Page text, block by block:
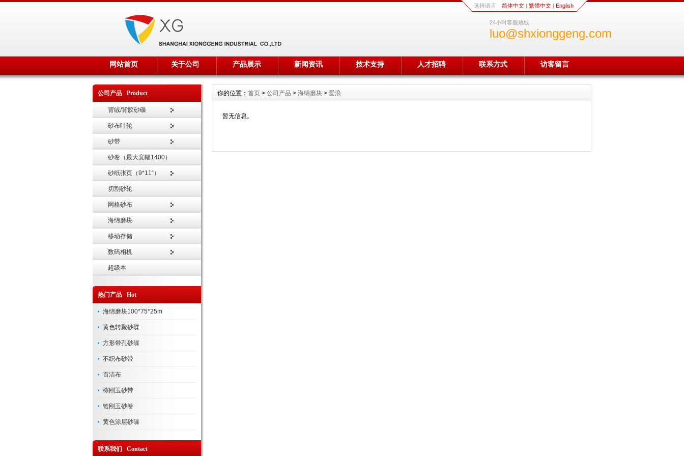
选择语言： 简体中文| 繁體中文| English
24小时客服热线
luo@shxionggeng.com
网站首页 关于公司 产品展示 新闻资讯 技术支持 人才招聘 联系方式 访客留言
公司产品 Product
背绒/背胶砂碟
砂布叶轮
砂带
砂卷（最大宽幅1400）
砂纸张页（9*11“）
切割砂轮
网格砂布
海绵磨块
移动存储
数码相机
超级本
热门产品 Hot
海绵磨块100*75*25m
黄色转聚砂碟
方形带孔砂碟
不织布砂带
百洁布
棕刚玉砂带
锆刚玉砂卷
黄色涂层砂碟
联系我们 Contact
你的位置： 首页 > 公司产品 > 海绵磨块 > 爱浪
暂无信息。